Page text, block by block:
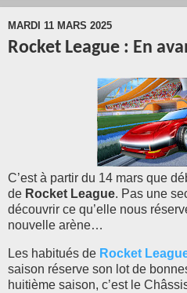
MARDI 11 MARS 2025
Rocket League : En
C’est à partir du 14 mars que
de Rocket League. Pas une
découvrir ce qu’elle nous
nouvelle arène…
Les habitués de Rocket
saison réserve son lot de
huitième saison, c’est le